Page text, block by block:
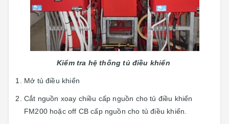
Kiểm tra hệ thống tủ điều khiển
Mở tủ điều khiển
Cắt nguồn xoay chiều cấp nguồn cho tủ điều khiển
FM200 hoặc off CB cấp nguồn cho tủ điều khiển.